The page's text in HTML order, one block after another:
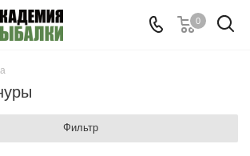
0
Фильтр